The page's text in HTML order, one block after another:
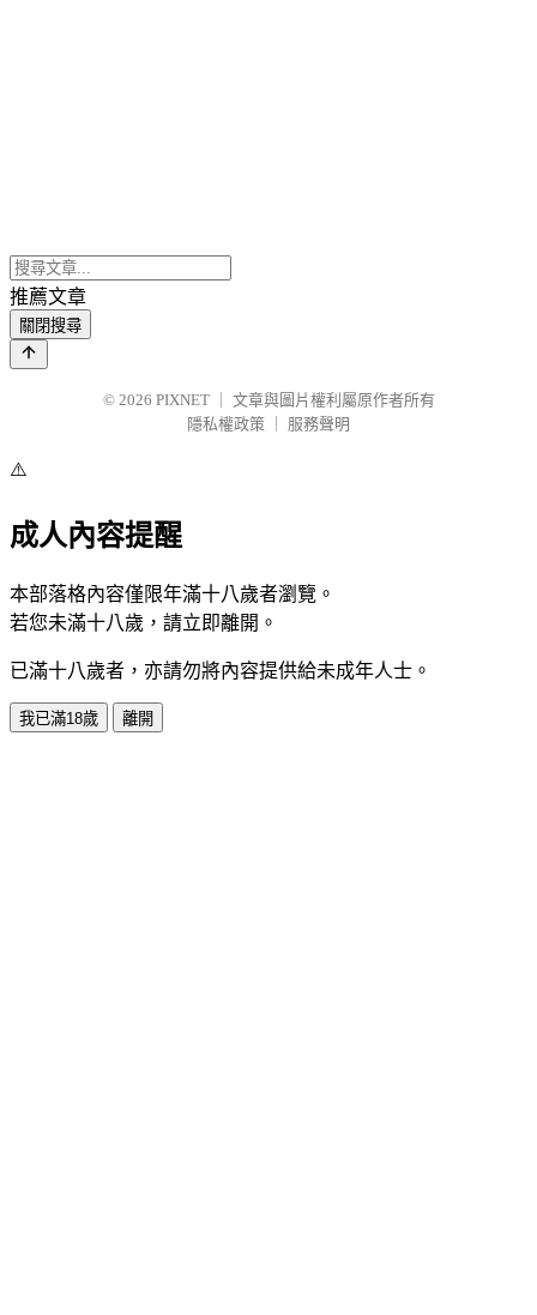
推薦文章
關閉搜尋
© 2026 PIXNET
文章與圖片權利屬原作者所有
隱私權政策
服務聲明
⚠️
成人內容提醒
本部落格內容僅限年滿十八歲者瀏覽。
若您未滿十八歲，請立即離開。
已滿十八歲者，亦請勿將內容提供給未成年人士。
我已滿18歲 離開